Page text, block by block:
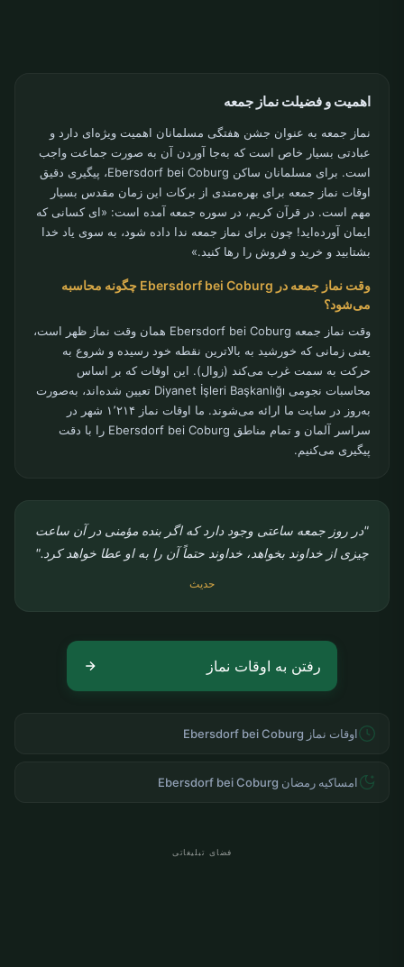
اهمیت و فضیلت نماز جمعه
نماز جمعه به عنوان جشن هفتگی مسلمانان اهمیت ویژه‌ای دارد و
عبادتی بسیار خاص است که به‌جا آوردن آن به صورت جماعت واجب
است. برای مسلمانان ساکن Ebersdorf bei Coburg، پیگیری دقیق
اوقات نماز جمعه برای بهره‌مندی از برکات این زمان مقدس بسیار
مهم است. در قرآن کریم، در سوره جمعه آمده است: «ای کسانی که
ایمان آورده‌اید! چون برای نماز جمعه ندا داده شود، به سوی یاد خدا
بشتابید و خرید و فروش را رها کنید.»
وقت نماز جمعه در Ebersdorf bei Coburg چگونه محاسبه
می‌شود؟
وقت نماز جمعه Ebersdorf bei Coburg همان وقت نماز ظهر است،
یعنی زمانی که خورشید به بالاترین نقطه خود رسیده و شروع به
حرکت به سمت غرب می‌کند (زوال). این اوقات که بر اساس
محاسبات نجومی Diyanet İşleri Başkanlığı تعیین شده‌اند، به‌صورت
به‌روز در سایت ما ارائه می‌شوند. ما اوقات نماز ۱٬۲۱۴ شهر در
سراسر آلمان و تمام مناطق Ebersdorf bei Coburg را با دقت
پیگیری می‌کنیم.
"در روز جمعه ساعتی وجود دارد که اگر بنده مؤمنی در آن ساعت
چیزی از خداوند بخواهد، خداوند حتماً آن را به او عطا خواهد کرد."
حدیث
رفتن به اوقات نماز
اوقات نماز Ebersdorf bei Coburg
امساکیه رمضان Ebersdorf bei Coburg
فضای تبلیغاتی